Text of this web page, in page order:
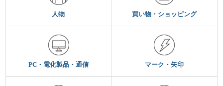
人物 買い物・ショッピング
PC・電化製品・通信 マーク・矢印